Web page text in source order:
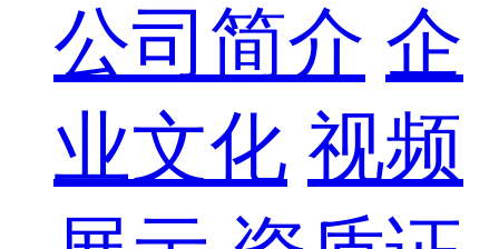
公司简介 企
业文化 视频